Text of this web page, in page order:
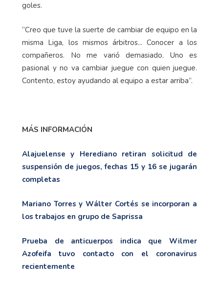
goles.
“Creo que tuve la suerte de cambiar de equipo en la
misma Liga, los mismos árbitros... Conocer a los
compañeros. No me varió demasiado. Uno es
pasional y no va cambiar juegue con quien juegue.
Contento, estoy ayudando al equipo a estar arriba”.
MÁS INFORMACIÓN
Alajuelense y Herediano retiran solicitud de
suspensión de juegos, fechas 15 y 16 se jugarán
completas
Mariano Torres y Wálter Cortés se incorporan a
los trabajos en grupo de Saprissa
Prueba de anticuerpos indica que Wilmer
Azofeifa tuvo contacto con el coronavirus
recientemente